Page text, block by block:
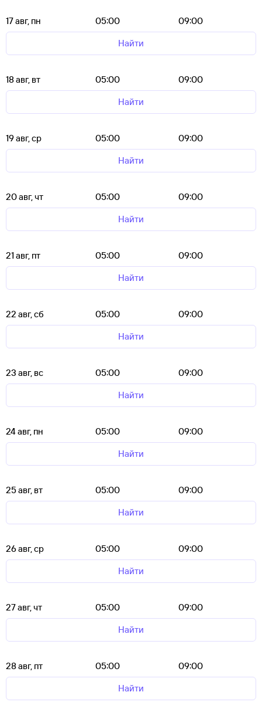
17 авг, пн 05:00
09:00
Найти
18 авг, вт 05:00
09:00
Найти
19 авг, ср 05:00
09:00
Найти
20 авг, чт 05:00
09:00
Найти
21 авг, пт 05:00
09:00
Найти
22 авг, сб 05:00
09:00
Найти
23 авг, вс 05:00
09:00
Найти
24 авг, пн 05:00
09:00
Найти
25 авг, вт 05:00
09:00
Найти
26 авг, ср 05:00
09:00
Найти
27 авг, чт 05:00
09:00
Найти
28 авг, пт 05:00
09:00
Найти